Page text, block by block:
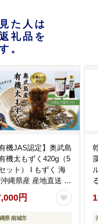
た人は
礼品を
。
有機JAS認定】奥武島
機太もずく420g（5
ト） I もずく 海
縄県産 産地直送 ヘ
シー 沖縄県 南城市 ふ
と納税 農業生産法
株)島酒家
円
県 南城市